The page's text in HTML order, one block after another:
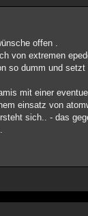
offen .
von extremen
so dumm und
mit einer
einsatz von
sich.. - das